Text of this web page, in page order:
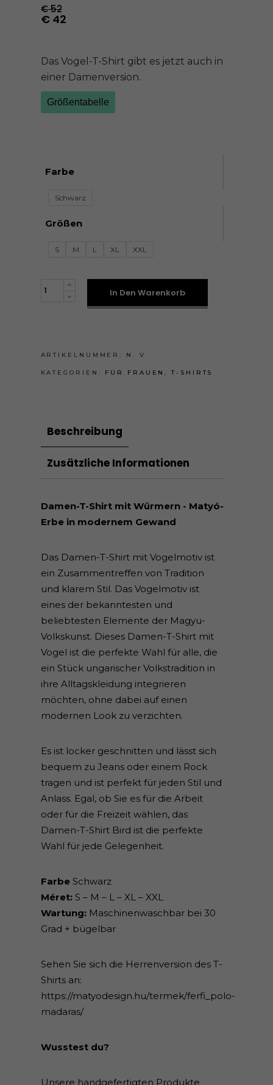
€52
€42
Das Vogel-T-Shirt gibt es jetzt auch in
einer Damenversion.
Größentabelle
Farbe
Schwarz
Größen
S M L XL XXL
Madaras
In Den Warenkorb
ARTIKELNUMMER: N. V.
KATEGORIEN: FÜR FRAUEN ,T-SHIRTS
Beschreibung
Zusätzliche Informationen
Damen-T-Shirt mit Würmern - Matyó-
Erbe in modernem Gewand
Das Damen-T-Shirt mit Vogelmotiv ist
ein Zusammentreffen von Tradition
und klarem Stil. Das Vogelmotiv ist
eines der bekanntesten und
beliebtesten Elemente der Magyu-
Volkskunst. Dieses Damen-T-Shirt mit
Vogel ist die perfekte Wahl für alle, die
ein Stück ungarischer Volkstradition in
ihre Alltagskleidung integrieren
möchten, ohne dabei auf einen
modernen Look zu verzichten.
Es ist locker geschnitten und lässt sich
bequem zu Jeans oder einem Rock
tragen und ist perfekt für jeden Stil und
Anlass. Egal, ob Sie es für die Arbeit
oder für die Freizeit wählen, das
Damen-T-Shirt Bird ist die perfekte
Wahl für jede Gelegenheit.
FarbeSchwarz
Méret:S – M – L – XL – XXL
Wartung:Maschinenwaschbar bei 30
Grad + bügelbar
Sehen Sie sich die Herrenversion des T-
Shirts an:
https://matyodesign.hu/termek/ferfi_polo-
madaras/
Wusstest du?
Unsere handgefertigten Produkte